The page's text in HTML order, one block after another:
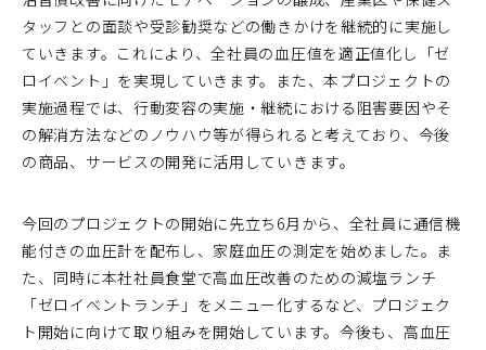
タッフとの面談や受診勧奨などの働きかけを継続的に実施し
ていきます。これにより、全社員の血圧値を適正値化し「ゼ
ロイベント」を実現していきます。また、本プロジェクトの
実施過程では、行動変容の実施・継続における阻害要因やそ
の解消方法などのノウハウ等が得られると考えており、今後
の商品、サービスの開発に活用していきます。
今回のプロジェクトの開始に先立ち6月から、全社員に通信機
能付きの血圧計を配布し、家庭血圧の測定を始めました。ま
た、同時に本社社員食堂で高血圧改善のための減塩ランチ
「ゼロイベントランチ」をメニュー化するなど、プロジェク
ト開始に向けて取り組みを開始しています。今後も、高血圧